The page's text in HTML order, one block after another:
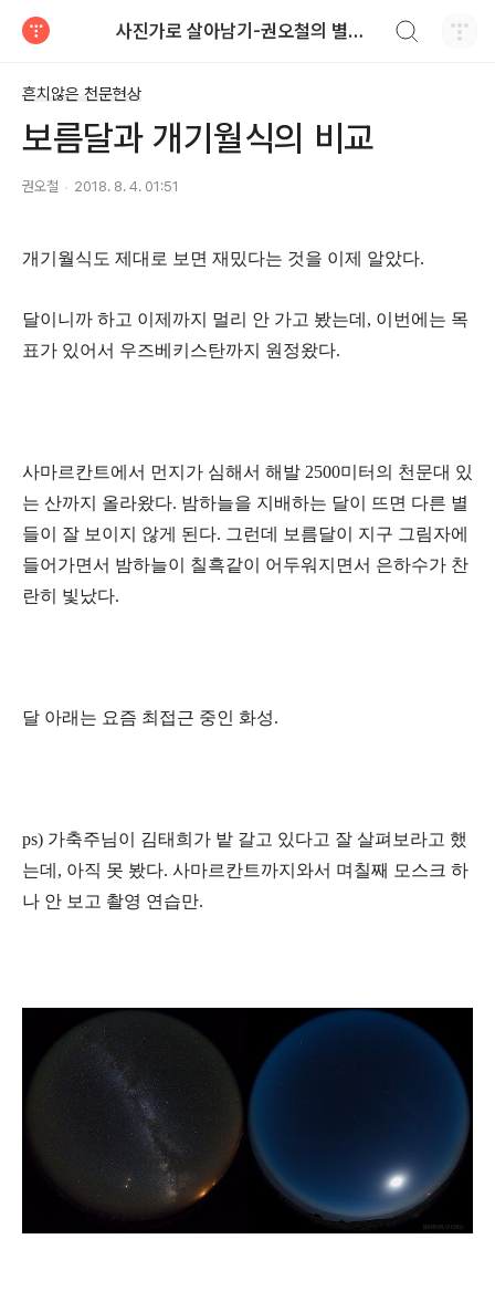
사진가로 살아남기-권오철의 별과 사진
흔치않은 천문현상
보름달과 개기월식의 비교
권오철 2018. 8. 4. 01:51
개기월식도 제대로 보면 재밌다는 것을 이제 알았다.
달이니까 하고 이제까지 멀리 안 가고 봤는데, 이번에는 목
표가 있어서 우즈베키스탄까지 원정왔다.
사마르칸트에서 먼지가 심해서 해발 2500미터의 천문대 있
는 산까지 올라왔다. 밤하늘을 지배하는 달이 뜨면 다른 별
들이 잘 보이지 않게 된다. 그런데 보름달이 지구 그림자에
들어가면서 밤하늘이 칠흑같이 어두워지면서 은하수가 찬
란히 빛났다.
달 아래는 요즘 최접근 중인 화성.
ps) 가축주님이 김태희가 밭 갈고 있다고 잘 살펴보라고 했
는데, 아직 못 봤다. 사마르칸트까지와서 며칠째 모스크 하
나 안 보고 촬영 연습만.